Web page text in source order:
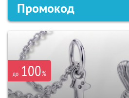
Промокод
до 100%